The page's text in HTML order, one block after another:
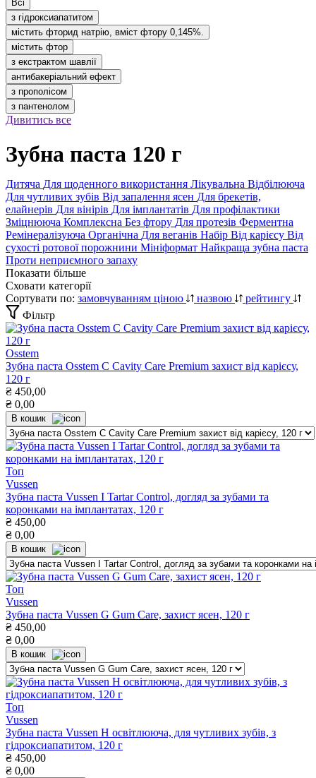
Всі
з гідроксиапатитом
містить фторид натрію, вміст фтору 0,145%.
містить фтор
з екстрактом шавлії
антибакеріальний ефект
з прополісом
з пантенолом
Дивитись все
Зубна паста 120 г
Дитяча Для щоденного використання Лікувальна Відбілююча
Для чутливих зубів Від запалення ясен Для брекетів,
елайнерів Для вінірів Для імплантатів Для профілактики
Зміцнююча Комплексна Без фтору Для протезів Ферментна
Ремінералізуюча Органічна Для веганів Набір Від карієсу Від
сухості ротової порожнини Мініформат Найкраща зубна паста
Проти неприємного запаху
Показати більше
Сховати категорії
Сортувати по: замовчуванням ціною назвою
рейтингу
Фільтр
Osstem
Зубна паста Osstem С Cavity Care Premium захист від карієсу,
120 г
₴ 450,00
₴ 0,00
В кошик
Топ
Vussen
Зубна паста Vussen I Tartar Control, догляд за зубами та
коронками на імплантатах, 120 г
₴ 450,00
₴ 0,00
В кошик
Топ
Vussen
Зубна паста Vussen G Gum Care, захист ясен, 120 г
₴ 450,00
₴ 0,00
В кошик
Топ
Vussen
Зубна паста Vussen H освітлююча, для чутливих зубів, з
гідроксиапатитом, 120 г
₴ 450,00
₴ 0,00